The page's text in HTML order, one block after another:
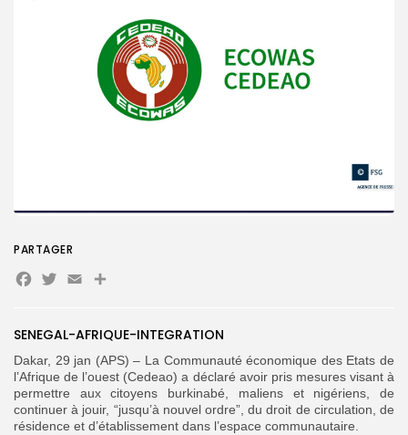
for:
SENEGAL-AFRIQUE-INTEGRATION
Dakar, 29 jan (APS) – La Communauté économique des Etats de
l’Afrique de l’ouest (Cedeao) a déclaré avoir pris mesures visant à
permettre aux citoyens burkinabé, maliens et nigériens, de
continuer à jouir, “jusqu’à nouvel ordre”, du droit de circulation, de
résidence et d’établissement dans l’espace communautaire.
PARTAGER
Facebook
Twitter
EmailPartager